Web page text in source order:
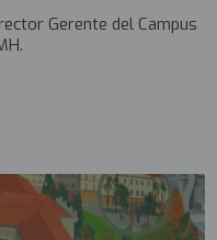
Gerente del Campus